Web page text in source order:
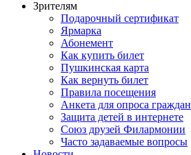
Зрителям
Подарочный сертификат
Ярмарка
Абонемент
Как купить билет
Пушкинская карта
Как вернуть билет
Правила посещения
Анкета для опроса граждан
Защита детей в интернете
Союз друзей Филармонии
Часто задаваемые вопросы